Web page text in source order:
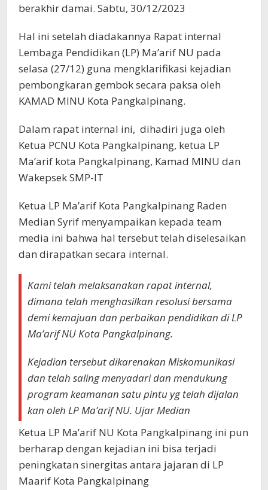
berakhir damai. Sabtu, 30/12/2023
Hal ini setelah diadakannya Rapat internal
Lembaga Pendidikan (LP) Ma’arif NU pada
selasa (27/12) guna mengklarifikasi kejadian
pembongkaran gembok secara paksa oleh
KAMAD MINU Kota Pangkalpinang.
Dalam rapat internal ini, dihadiri juga oleh
Ketua PCNU Kota Pangkalpinang, ketua LP
Ma’arif kota Pangkalpinang, Kamad MINU dan
Wakepsek SMP-IT
Ketua LP Ma’arif Kota Pangkalpinang Raden
Median Syrif menyampaikan kepada team
media ini bahwa hal tersebut telah diselesaikan
dan dirapatkan secara internal.
Kami telah melaksanakan rapat internal,
dimana telah menghasilkan resolusi bersama
demi kemajuan dan perbaikan pendidikan di LP
Ma’arif NU Kota Pangkalpinang.
Kejadian tersebut dikarenakan Miskomunikasi
dan telah saling menyadari dan mendukung
program keamanan satu pintu yg telah dijalan
kan oleh LP Ma’arif NU. Ujar Median
Ketua LP Ma’arif NU Kota Pangkalpinang ini pun
berharap dengan kejadian ini bisa terjadi
peningkatan sinergitas antara jajaran di LP
Maarif Kota Pangkalpinang